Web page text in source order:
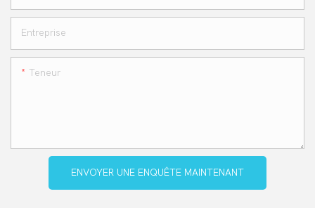
Entreprise
Teneur
ENVOYER UNE ENQUÊTE MAINTENANT